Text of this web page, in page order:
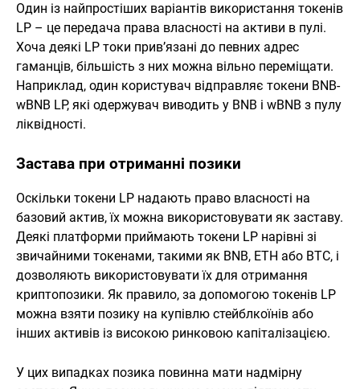
Один із найпростіших варіантів використання токенів
LP – це передача права власності на активи в пулі.
Хоча деякі LP токи прив’язані до певних адрес
гаманців, більшість з них можна вільно переміщати.
Наприклад, один користувач відправляє токени BNB-
wBNB LP, які одержувач виводить у BNB і wBNB з пулу
ліквідності.
Застава при отриманні позики
Оскільки токени LP надають право власності на
базовий актив, їх можна використовувати як заставу.
Деякі платформи приймають токени LP нарівні зі
звичайними токенами, такими як BNB, ETH або BTC, і
дозволяють використовувати їх для отримання
криптопозики. Як правило, за допомогою токенів LP
можна взяти позику на купівлю стейблкоїнів або
інших активів із високою ринковою капіталізацією.
У цих випадках позика повинна мати надмірну